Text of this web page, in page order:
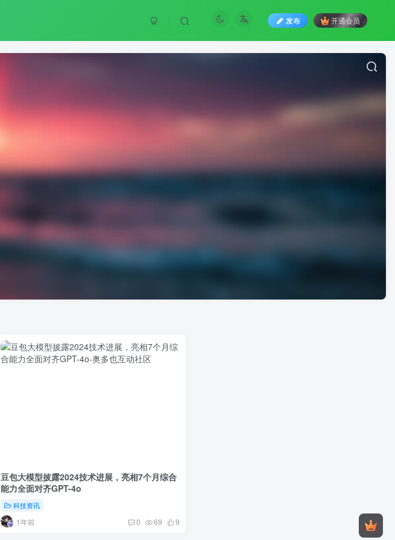
发布 开通会员
豆包大模型披露2024技术进展，亮相7个月综合
能力全面对齐GPT-4o
科技资讯
1年前 0 69 9